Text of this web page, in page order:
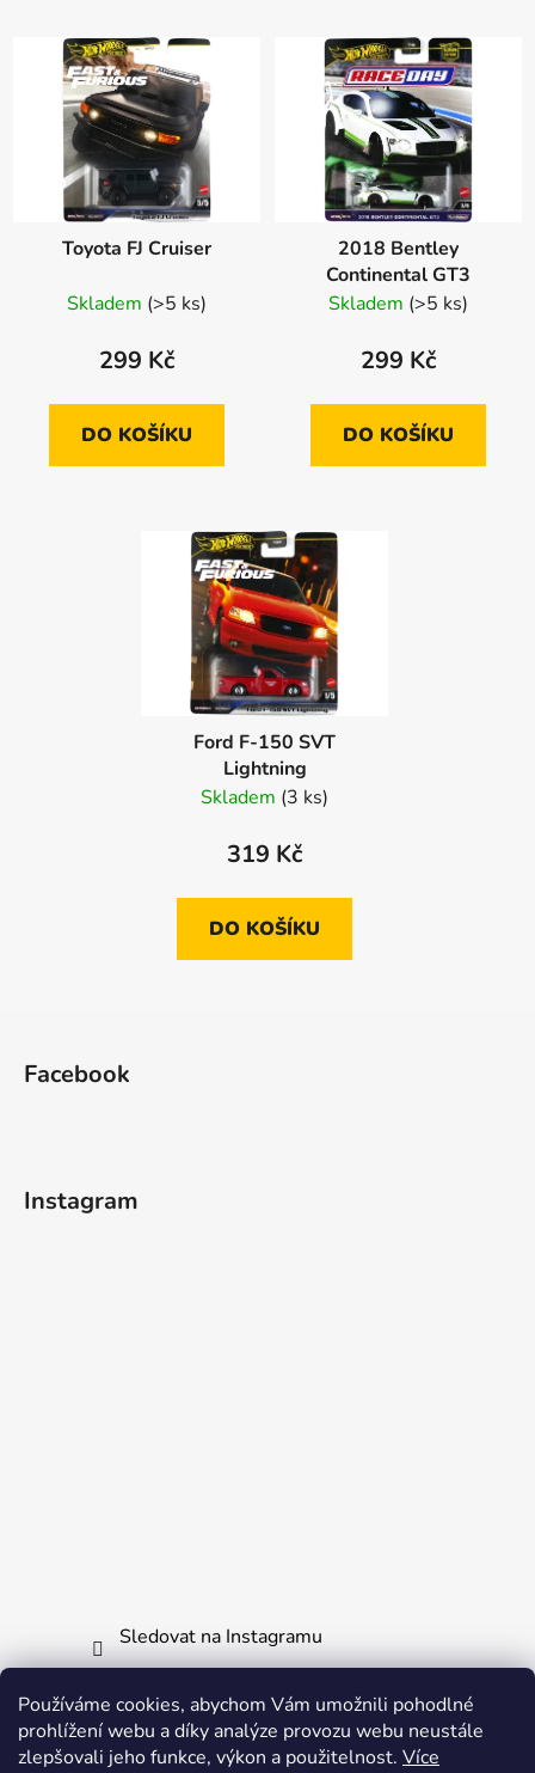
Používáme cookies, abychom Vám umožnili pohodlné
prohlížení webu a díky analýze provozu webu neustále
zlepšovali jeho funkce, výkon a použitelnost. Více
Toyota FJ Cruiser
Skladem (>5 ks)
299 Kč
DO KOŠÍKU
2018 Bentley
Continental GT3
Skladem (>5 ks)
299 Kč
DO KOŠÍKU
Ford F-150 SVT
Lightning
Skladem (3 ks)
319 Kč
DO KOŠÍKU
Facebook
Instagram
Sledovat na Instagramu
Informace pro vás